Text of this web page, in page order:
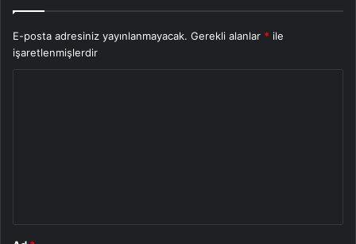
E-posta adresiniz yayınlanmayacak. Gerekli alanlar * ile
işaretlenmişlerdir